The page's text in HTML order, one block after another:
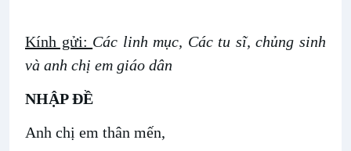
Kính gửi: Các linh mục, Các tu sĩ, chủng sinh
và anh chị em giáo dân
NHẬP ĐỀ
Anh chị em thân mến,